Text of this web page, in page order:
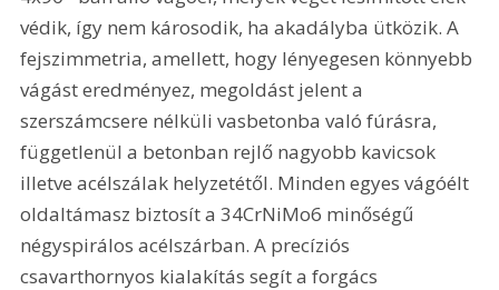
védik, így nem károsodik, ha akadályba ütközik. A
fejszimmetria, amellett, hogy lényegesen könnyebb
vágást eredményez, megoldást jelent a
szerszámcsere nélküli vasbetonba való fúrásra,
függetlenül a betonban rejlő nagyobb kavicsok
illetve acélszálak helyzetétől. Minden egyes vágóélt
oldaltámasz biztosít a 34CrNiMo6 minőségű
négyspirálos acélszárban. A precíziós
csavarthornyos kialakítás segít a forgács